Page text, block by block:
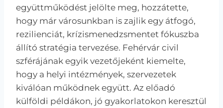
együttműködést jelölte meg, hozzátette,
hogy már városunkban is zajlik egy átfogó,
rezilienciát, krízismenedzsmentet fókuszba
állító stratégia tervezése. Fehérvár civil
szférájának egyik vezetőjeként kiemelte,
hogy a helyi intézmények, szervezetek
kiválóan működnek együtt. Az előadó
külföldi példákon, jó gyakorlatokon keresztül